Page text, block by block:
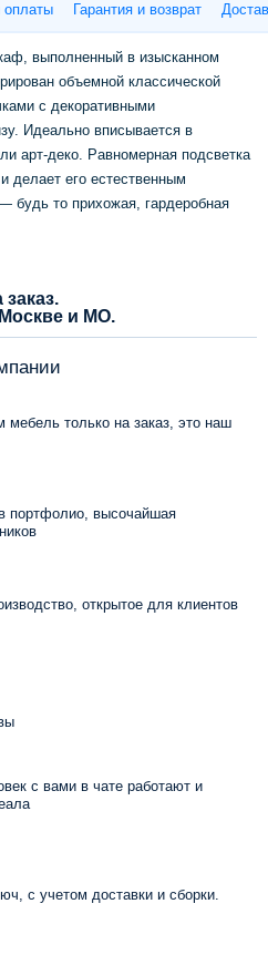
Способы оплаты Гарантия и возврат
выполненный в изысканном
объемной классической
с декоративными
Идеально вписывается в
арт-деко. Равномерная подсветка
делает его естественным
будь то прихожая, гардеробная
и МО.
только на заказ, это наш
портфолио, высочайшая
открытое для клиентов
с вами в чате работают и
с учетом доставки и сборки.